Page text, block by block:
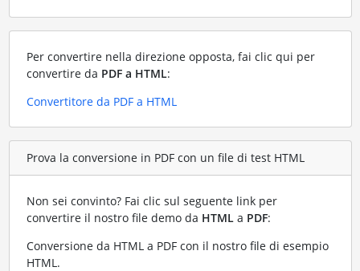
Per convertire nella direzione opposta, fai clic qui per
convertire da PDF a HTML:
Convertitore da PDF a HTML
Prova la conversione in PDF con un file di test HTML
Non sei convinto? Fai clic sul seguente link per
convertire il nostro file demo da HTMLa PDF:
Conversione da HTML a PDF con il nostro file di esempio
HTML.